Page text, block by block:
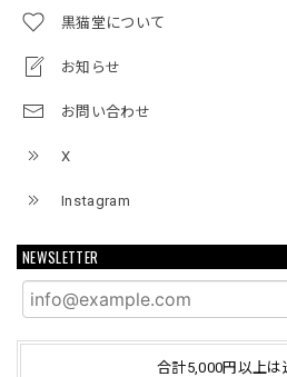
黒猫堂について
お知らせ
お問い合わせ
X
Instagram
NEWSLETTER
合計5,000円以上は